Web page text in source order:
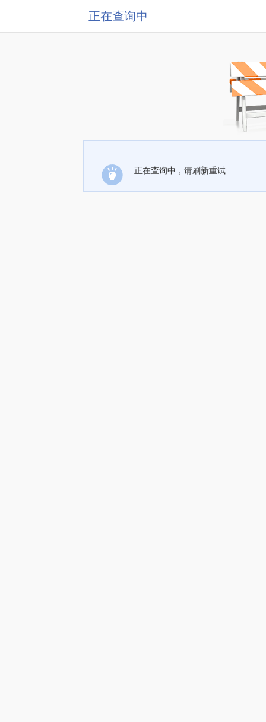
正在查询中
正在查询中，请刷新重试